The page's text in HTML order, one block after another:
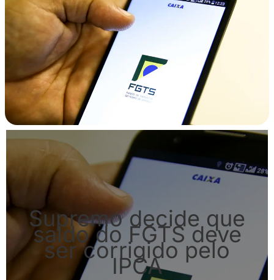
Supremo decide que
saldo do FGTS deve
ser corrigido pelo
IPCA